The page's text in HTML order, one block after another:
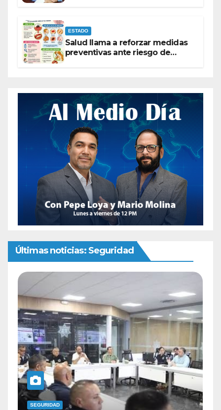
ESTADO
Salud llama a reforzar medidas
preventivas ante riesgo de
Últimas noticias: Seguridad
SEGURIDAD